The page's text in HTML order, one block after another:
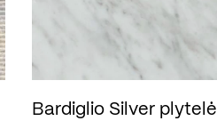
Bardiglio Silver